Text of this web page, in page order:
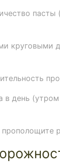
круговыми
в день